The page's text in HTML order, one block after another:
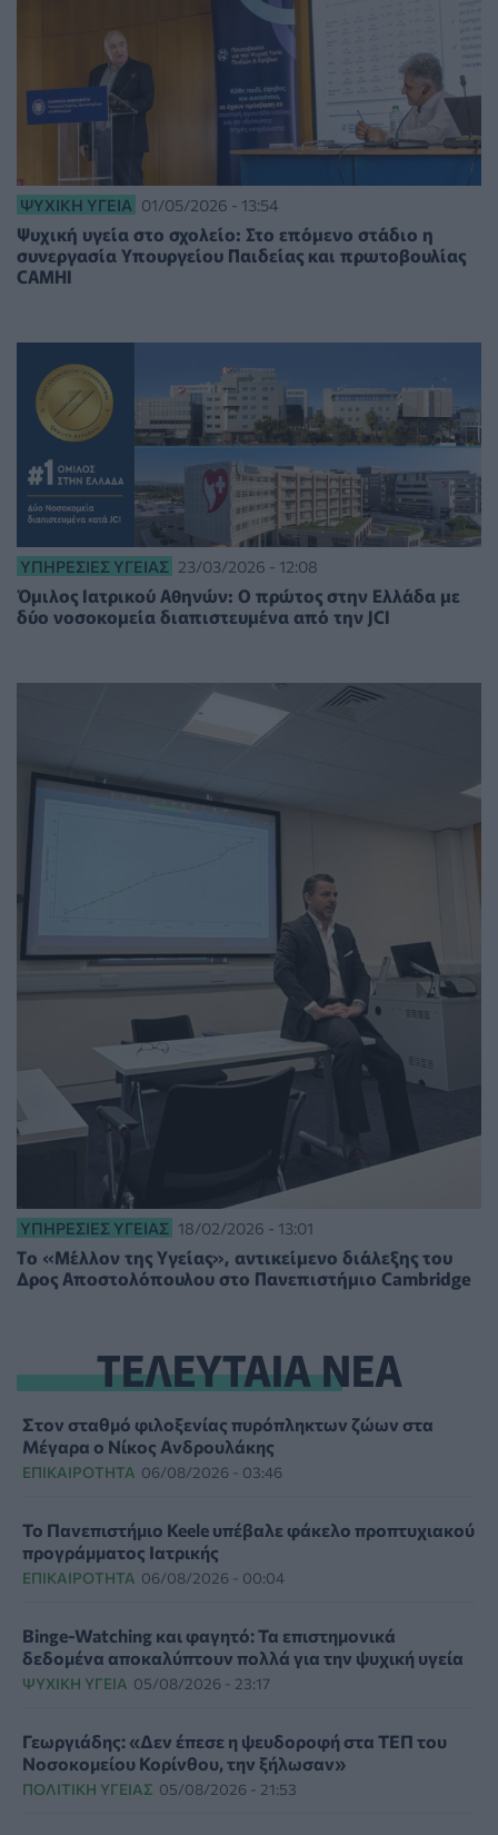
ΨΥΧΙΚΉ ΥΓΕΊΑ 01/05/2026 - 13:54
Ψυχική υγεία στο σχολείο: Στο επόμενο στάδιο η
συνεργασία Υπουργείου Παιδείας και πρωτοβουλίας
CAMHI
ΥΠΗΡΕΣΊΕΣ ΥΓΕΊΑΣ 23/03/2026 - 12:08
Όμιλος Ιατρικού Αθηνών: Ο πρώτος στην Ελλάδα με
δύο νοσοκομεία διαπιστευμένα από την JCI
ΥΠΗΡΕΣΊΕΣ ΥΓΕΊΑΣ 18/02/2026 - 13:01
Tο «Μέλλον της Υγείας», αντικείμενο διάλεξης του
Δρος Αποστολόπουλου στο Πανεπιστήμιο Cambridge
ΤΕΛΕΥΤΑΙΑ ΝΕΑ
Στον σταθμό φιλοξενίας πυρόπληκτων ζώων στα
Μέγαρα ο Νίκος Ανδρουλάκης
ΕΠΙΚΑΙΡΌΤΗΤΑ 06/08/2026 - 03:46
Το Πανεπιστήμιο Keele υπέβαλε φάκελο προπτυχιακού
προγράμματος Ιατρικής
ΕΠΙΚΑΙΡΌΤΗΤΑ 06/08/2026 - 00:04
Binge-Watching και φαγητό: Τα επιστημονικά
δεδομένα αποκαλύπτουν πολλά για την ψυχική υγεία
ΨΥΧΙΚΉ ΥΓΕΊΑ 05/08/2026 - 23:17
Γεωργιάδης: «Δεν έπεσε η ψευδοροφή στα ΤΕΠ του
Νοσοκομείου Κορίνθου, την ξήλωσαν»
ΠΟΛΙΤΙΚΉ ΥΓΕΊΑΣ 05/08/2026 - 21:53